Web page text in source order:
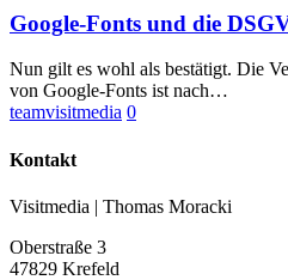
Google-Fonts und die
Nun gilt es wohl als bestätigt. Die
von Google-Fonts ist nach…
teamvisitmedia 0
Kontakt
Visitmedia | Thomas Moracki
Oberstraße 3
47829 Krefeld